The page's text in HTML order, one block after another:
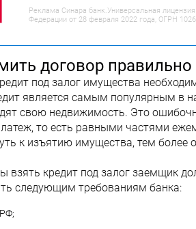
Реклама Синара банк.Универсальная
Федерации от 28 февраля 2022 года, ОГРН
договор
под залог имущества
является самым популярным в
свою недвижимость. Это
то есть равными частями
к изъятию имущества, тем более
взять кредит под залог заемщик
следующим требованиям банка: